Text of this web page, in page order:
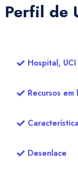
Perfil de
Hospital, UCI
Recursos em
Desenlace